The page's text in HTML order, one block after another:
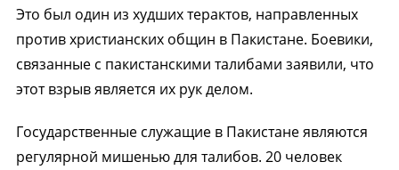
Это был один из худших терактов, направленных
против христианских общин в Пакистане. Боевики,
связанные с пакистанскими талибами заявили, что
этот взрыв является их рук делом.
Государственные служащие в Пакистане являются
регулярной мишенью для талибов. 20 человек